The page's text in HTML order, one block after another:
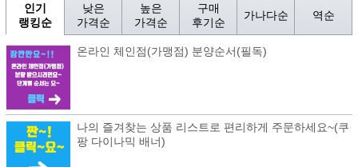
인기
랭킹순
낮은
가격순
높은
가격순
구매
후기순
가나다순 역순
온라인 체인점(가맹점) 분양순서(필독)
나의 즐겨찾는 상품 리스트로 편리하게 주문하세요~(쿠
팡 다이나믹 배너)